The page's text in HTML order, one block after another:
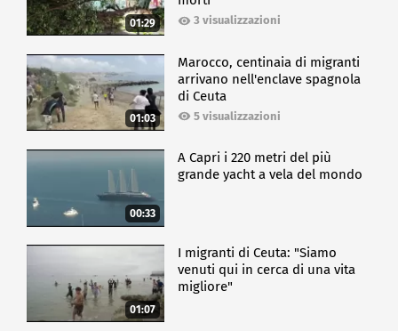
01:29 3 visualizzazioni
01:03
Marocco, centinaia di migranti
arrivano nell'enclave spagnola
di Ceuta
5 visualizzazioni
00:33
A Capri i 220 metri del più
grande yacht a vela del mondo
01:07
I migranti di Ceuta: "Siamo
venuti qui in cerca di una vita
migliore"